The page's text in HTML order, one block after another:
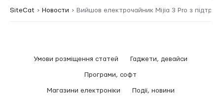
SiteCat Новости Вийшов електрочайник Mijia 3 Pro з
Умови розміщення статей Гаджети, девайси
Програми, софт
Магазини електроніки Події, новини